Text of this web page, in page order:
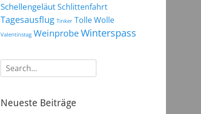
SchellengeläutSchlittenfahrt
Tagesausflug Tinker Tolle Wolle
Valentinstag WeinprobeWinterspass
Suchen
nach:
Neueste Beiträge